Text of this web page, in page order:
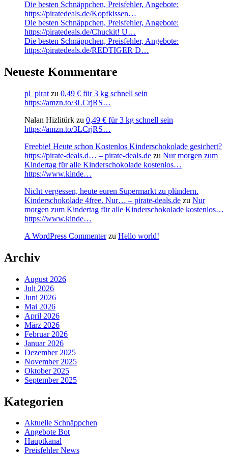
Die besten Schnäppchen, Preisfehler, Angebote:
https://piratedeals.de/Kopfkissen…
Die besten Schnäppchen, Preisfehler, Angebote:
https://piratedeals.de/Chuckit! U…
Die besten Schnäppchen, Preisfehler, Angebote:
https://piratedeals.de/REDTIGER D…
Neueste Kommentare
pl_pirat zu 0,49 € für 3 kg schnell sein
https://amzn.to/3LCrjRS…
Nalan Hizlitürk zu 0,49 € für 3 kg schnell sein
https://amzn.to/3LCrjRS…
Freebie! Heute schon Kostenlos Kinderschokolade gesichert?
https://pirate-deals.d… – pirate-deals.de zu Nur morgen zum
Kindertag für alle Kinderschokolade kostenlos…
https://www.kinde…
Nicht vergessen, heute euren Supermarkt zu plündern.
Kinderschokolade 4free. Nur… – pirate-deals.de zu Nur
morgen zum Kindertag für alle Kinderschokolade kostenlos…
https://www.kinde…
A WordPress Commenterzu Hello world!
Archiv
August 2026
Juli 2026
Juni 2026
Mai 2026
April 2026
März 2026
Februar 2026
Januar 2026
Dezember 2025
November 2025
Oktober 2025
September 2025
Kategorien
Aktuelle Schnäppchen
Angebote Bot
Hauptkanal
Preisfehler News